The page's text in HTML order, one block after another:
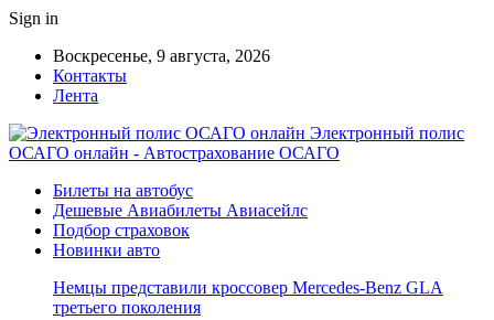
Sign in
Воскресенье, 9 августа, 2026
Контакты
Лента
Электронный полис
ОСАГО онлайн - Автострахование ОСАГО
Билеты на автобус
Дешевые Авиабилеты Авиасейлс
Подбор страховок
Новинки авто
Немцы представили кроссовер Mercedes-Benz GLA
третьего поколения